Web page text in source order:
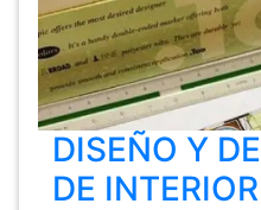
DISEÑO Y
DE